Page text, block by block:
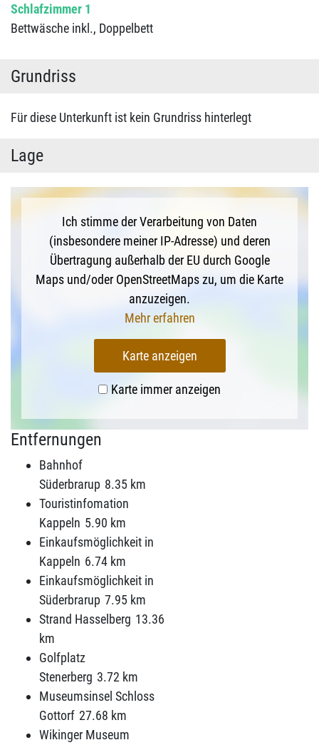
Schlafzimmer 1
Bettwäsche inkl., Doppelbett
Grundriss
Für diese Unterkunft ist kein Grundriss hinterlegt
Lage
Ich stimme der Verarbeitung von Daten
(insbesondere meiner IP-Adresse) und deren
Übertragung außerhalb der EU durch Google
Maps und/oder OpenStreetMaps zu, um die Karte
anzuzeigen.
Mehr erfahren
Karte anzeigen
Karte immer anzeigen
Entfernungen
Bahnhof
Süderbrarup 8.35 km
Touristinfomation
Kappeln 5.90 km
Einkaufsmöglichkeit in
Kappeln 6.74 km
Einkaufsmöglichkeit in
Süderbrarup 7.95 km
Strand Hasselberg 13.36
km
Golfplatz
Stenerberg 3.72 km
Museumsinsel Schloss
Gottorf 27.68 km
Wikinger Museum